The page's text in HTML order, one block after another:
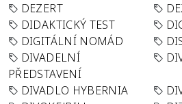
DEZERT
DIDAKTICKÝ TEST
DIGITÁLNÍ NOMÁD
DIVADELNÍ
PŘEDSTAVENÍ
DIVADLO HYBERNIA